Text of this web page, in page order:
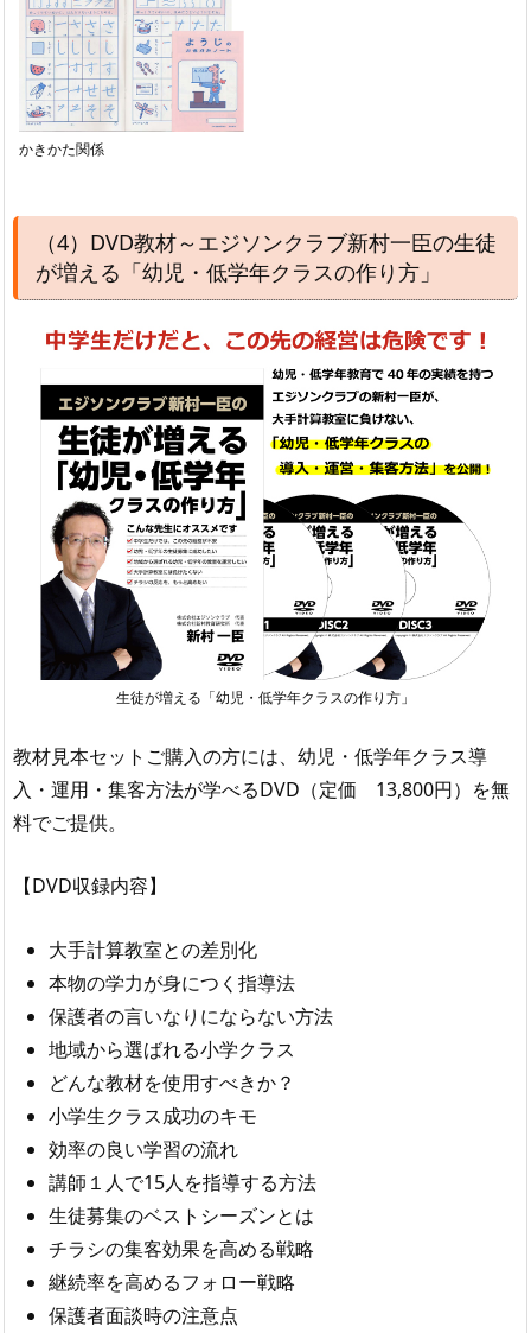
かきかた関係
（4）DVD教材～エジソンクラブ新村一臣の生徒
が増える「幼児・低学年クラスの作り方」
生徒が増える「幼児・低学年クラスの作り方」
教材見本セットご購入の方には、幼児・低学年クラス導
入・運用・集客方法が学べるDVD（定価 13,800円）を無
料でご提供。
【DVD収録内容】
大手計算教室との差別化
本物の学力が身につく指導法
保護者の言いなりにならない方法
地域から選ばれる小学クラス
どんな教材を使用すべきか？
小学生クラス成功のキモ
効率の良い学習の流れ
講師１人で15人を指導する方法
生徒募集のベストシーズンとは
チラシの集客効果を高める戦略
継続率を高めるフォロー戦略
保護者面談時の注意点